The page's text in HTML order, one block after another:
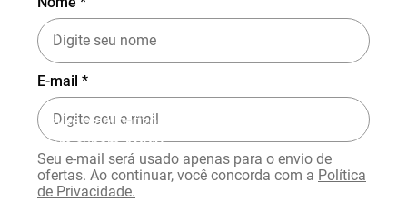
EXPERIÊNCIA MIZUNO NO APP
Baixe o aplicativo Mizuno e garanta
com cupomAPP15.
E-mail *
Seu e-mail será usado apenas para o envio de
ofertas. Ao continuar, você concorda com a Política
de Privacidade.